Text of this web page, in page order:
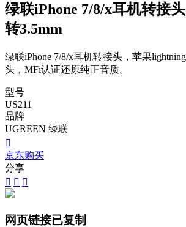
绿联iPhone 7/8/x耳机转接
转3.5mm
绿联iPhone 7/8/x耳机转接头，苹果
头，MFi认证还原纯正音质。
型号
US211
品牌
UGREEN 绿联

京东购买
分享
  
网页链接已复制